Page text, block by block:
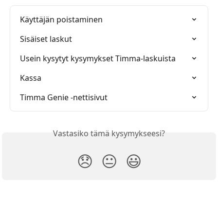
Käyttäjän poistaminen
Sisäiset laskut
Usein kysytyt kysymykset Timma-laskuista
Kassa
Timma Genie -nettisivut
Vastasiko tämä kysymykseesi?
😞 😐 😃